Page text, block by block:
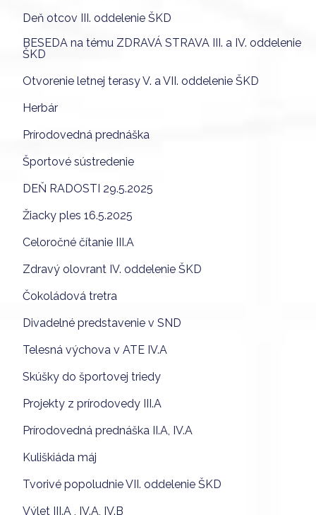
Deň otcov III. oddelenie ŠKD
BESEDA na tému ZDRAVÁ STRAVA III. a IV. oddelenie
ŠKD
Otvorenie letnej terasy V. a VII. oddelenie ŠKD
Herbár
Prírodovedná prednáška
Športové sústredenie
DEŇ RADOSTI 29.5.2025
Žiacky ples 16.5.2025
Celoročné čítanie III.A
Zdravý olovrant IV. oddelenie ŠKD
Čokoládová tretra
Divadelné predstavenie v SND
Telesná výchova v ATE IV.A
Skúšky do športovej triedy
Projekty z prírodovedy III.A
Prírodovedná prednáška II.A, IV.A
Kuliškiáda máj
Tvorivé popoludnie VII. oddelenie ŠKD
Výlet III.A , IV.A, IV.B